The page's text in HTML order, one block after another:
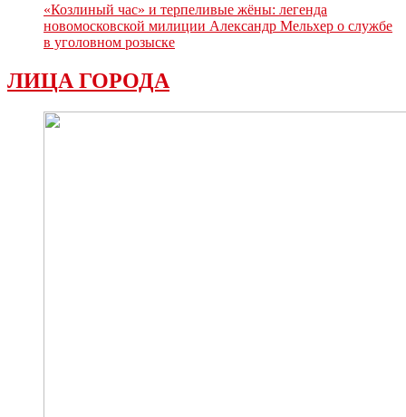
«Козлиный час» и терпеливые жёны: легенда
новомосковской милиции Александр Мельхер о службе
в уголовном розыске
ЛИЦА ГОРОДА